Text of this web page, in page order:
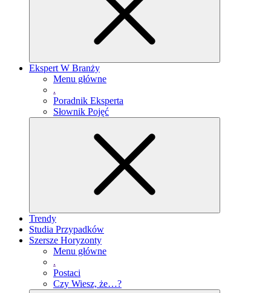
Ekspert W Branży
Menu główne
.
Poradnik Eksperta
Słownik Pojęć
Trendy
Studia Przypadków
Szersze Horyzonty
Menu główne
.
Postaci
Czy Wiesz, że…?